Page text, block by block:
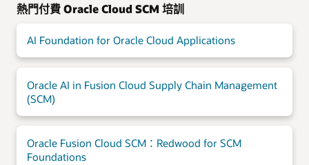
熱門付費 Oracle Cloud SCM 培訓
AI Foundation for Oracle Cloud Applications
Oracle AI in Fusion Cloud Supply Chain Management
(SCM)
Oracle Fusion Cloud SCM：Redwood for SCM
Foundations